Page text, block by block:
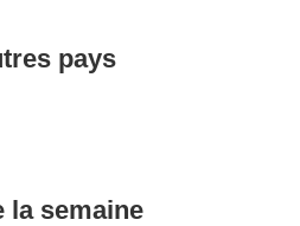
pays
la semaine